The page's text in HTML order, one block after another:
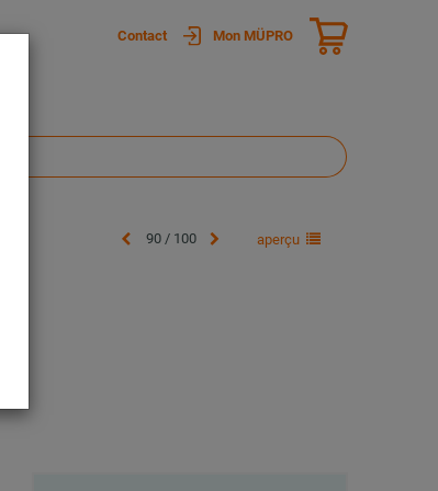
Contact Mon MÜPRO
90 / 100 aperçu